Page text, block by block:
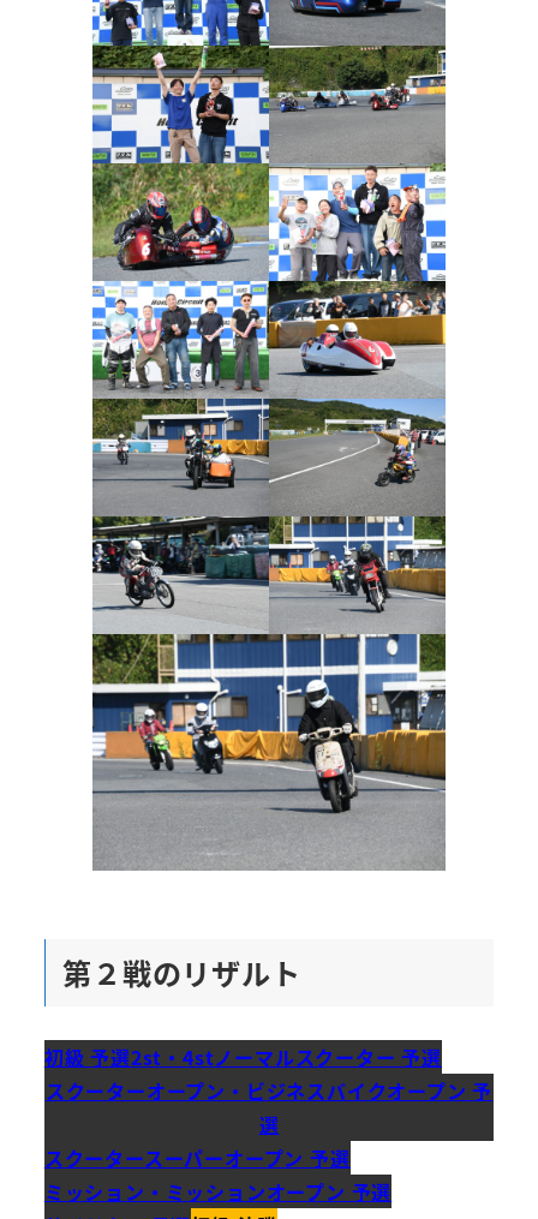
第２戦のリザルト
初級 予選2st・4stノーマルスクーター 予選
スクーターオープン・ビジネスバイクオープン 予
選
スクータースーパーオープン 予選
ミッション・ミッションオープン 予選